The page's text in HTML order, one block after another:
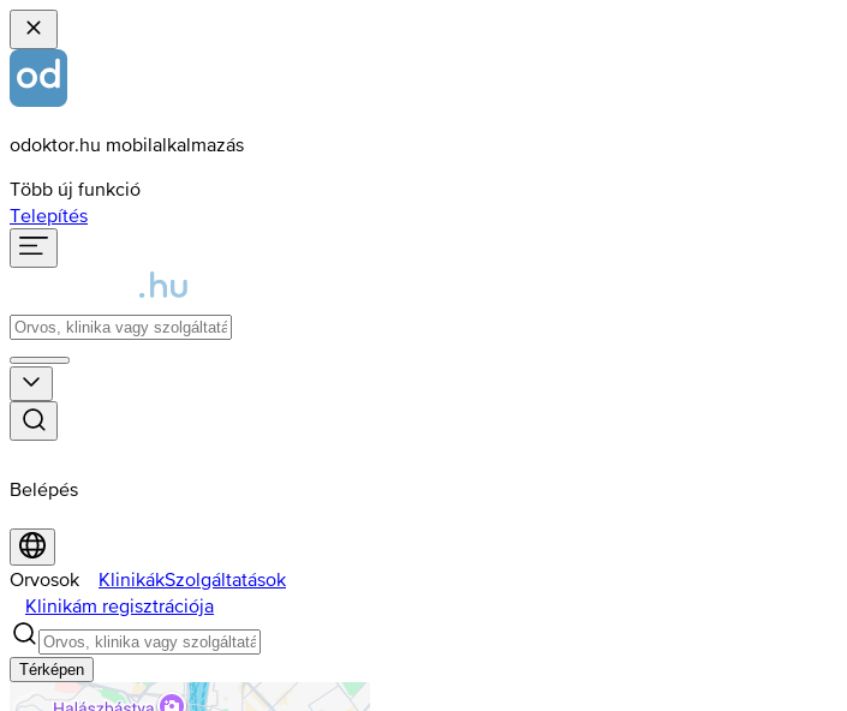
odoktor.hu mobilalkalmazás
Több új funkció
Telepítés
Belépés
Orvosok KlinikákSzolgáltatások
Klinikám regisztrációja
Térképen